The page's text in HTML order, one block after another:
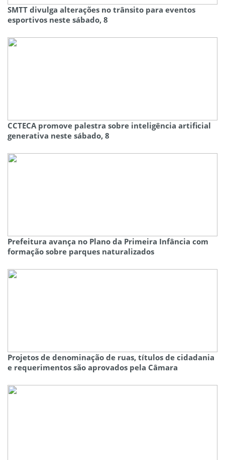
SMTT divulga alterações no trânsito para eventos
esportivos neste sábado, 8
CCTECA promove palestra sobre inteligência artificial
generativa neste sábado, 8
Prefeitura avança no Plano da Primeira Infância com
formação sobre parques naturalizados
Projetos de denominação de ruas, títulos de cidadania
e requerimentos são aprovados pela Câmara